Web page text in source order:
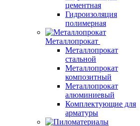
цементная
Гидроизоляция
полимерная
Металлопрокат
Металлопрокат
стальной
Металлопрокат
композитный
Металлопрокат
алюминиевый
Комплектующие для
арматуры